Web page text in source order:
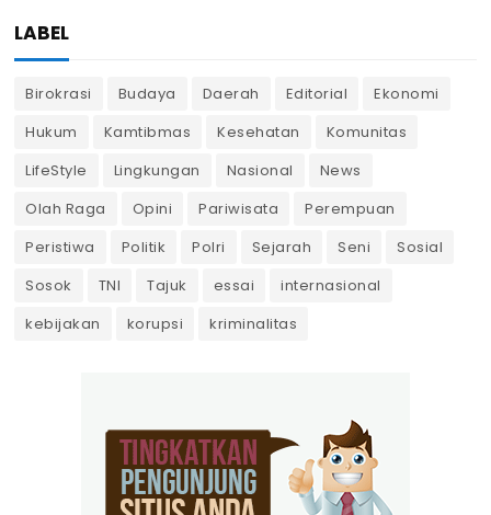
LABEL
Birokrasi Budaya Daerah Editorial
Ekonomi
Hukum
Kamtibmas Kesehatan
Komunitas
LifeStyle
Lingkungan Nasional
News
Olah Raga
Opini Pariwisata
Perempuan
Peristiwa
Politik Polri Sejarah Seni
Sosial
Sosok
TNI Tajuk essai
internasional
kebijakan
korupsi kriminalitas